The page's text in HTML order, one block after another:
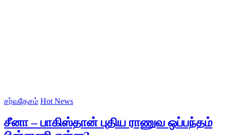
சர்வதேசம் Hot News
சீனா – பாகிஸ்தான் புதிய ராணுவ ஒப்பந்தம்